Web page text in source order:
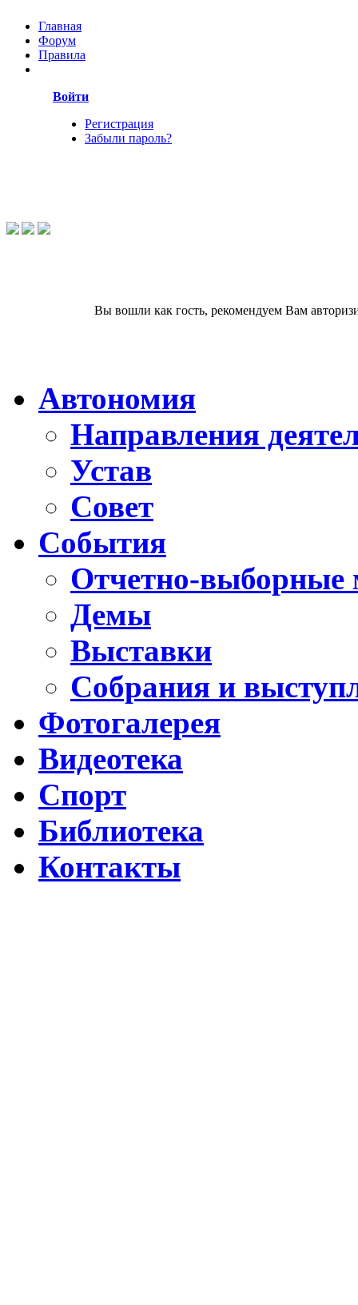
Главная
Форум
Правила
Войти
Регистрация
Забыли пароль?
Вы вошли как гость, рекомендуем Вам
Автономия
Направления
Устав
Совет
События
Отчетно-выборные
Демы
Выставки
Собрания и
Фотогалерея
Видеотека
Спорт
Библиотека
Контакты